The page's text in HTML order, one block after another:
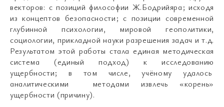
векторов: с позиций философии Ж.Бодрийяра; исходя
из концептов безопасности; с позиции современной
глубинной психологии, мировой геополитики,
социологии, прикладной науки разрешения задач и т.д.
Результатом этой работы стала единая методическая
система (единый подход) к исследованию
ущербности; в том числе, учёному удалось
аналитическими методами извлечь «корень»
ущербности (причину).